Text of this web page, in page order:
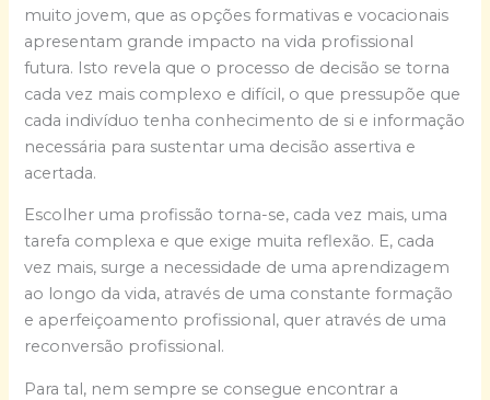
muito jovem, que as opções formativas e vocacionais
apresentam grande impacto na vida profissional
futura. Isto revela que o processo de decisão se torna
cada vez mais complexo e difícil, o que pressupõe que
cada indivíduo tenha conhecimento de si e informação
necessária para sustentar uma decisão assertiva e
acertada.
Escolher uma profissão torna-se, cada vez mais, uma
tarefa complexa e que exige muita reflexão. E, cada
vez mais, surge a necessidade de uma aprendizagem
ao longo da vida, através de uma constante formação
e aperfeiçoamento profissional, quer através de uma
reconversão profissional.
Para tal, nem sempre se consegue encontrar a